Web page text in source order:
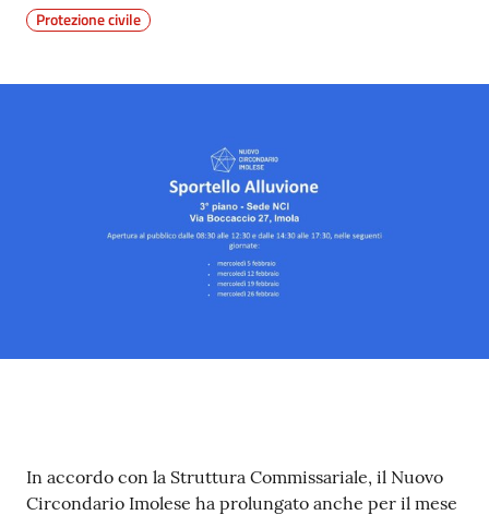
Protezione civile
Contenuto
In accordo con la Struttura Commissariale, il Nuovo
Circondario Imolese ha prolungato anche per il mese